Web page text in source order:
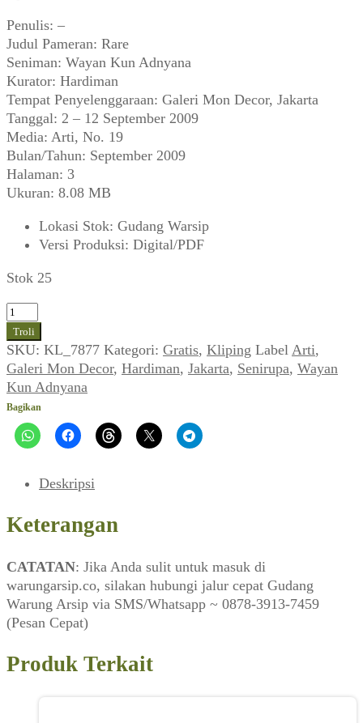
Penulis: –
Judul Pameran: Rare
Seniman: Wayan Kun Adnyana
Kurator: Hardiman
Tempat Penyelenggaraan: Galeri Mon Decor, Jakarta
Tanggal: 2 – 12 September 2009
Media: Arti, No. 19
Bulan/Tahun: September 2009
Halaman: 3
Ukuran: 8.08 MB
Lokasi Stok: Gudang Warsip
Versi Produksi: Digital/PDF
Stok 25
Kuantitas
Wayan
Kun
Adnyana
~
Poster
Pameran
Rare
Galeri
Decor
(Arti,
2009)
Troli
SKU: KL_7877 Kategori: Gratis, Kliping Label Arti,
Galeri Mon Decor, Hardiman, Jakarta, Senirupa, Wayan
Kun Adnyana
Bagikan
Deskripsi
Keterangan
CATATAN: Jika Anda sulit untuk masuk di
warungarsip.co, silakan hubungi jalur cepat Gudang
Warung Arsip via SMS/Whatsapp ~ 0878-3913-7459
(Pesan Cepat)
Produk Terkait